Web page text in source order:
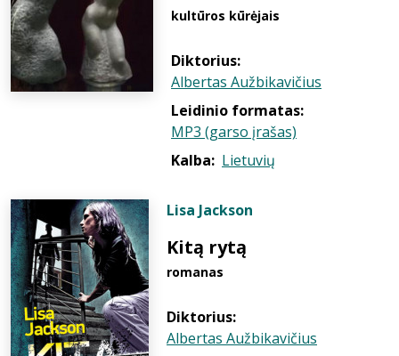
kultūros kūrėjais
Diktorius:
Albertas Aužbikavičius
Leidinio formatas:
MP3 (garso įrašas)
Kalba: Lietuvių
Lisa Jackson
Kitą rytą
romanas
Diktorius:
Albertas Aužbikavičius